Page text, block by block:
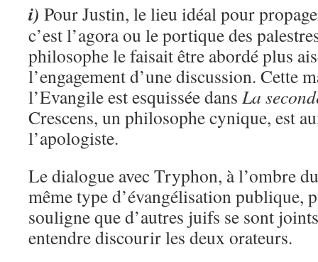
i) Pour Justin, le lieu idéal pour
c’est l’agora ou le portique des
philosophe le faisait être abordé plus
l’engagement d’une discussion. Cette
l’Evangile est esquissée dans La
Crescens, un philosophe cynique, est
l’apologiste.
Le dialogue avec Tryphon, à l’ombre
même type d’évangélisation publique,
souligne que d’autres juifs se sont
entendre discourir les deux orateurs.